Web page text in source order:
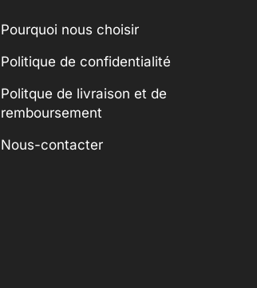
Pourquoi nous choisir
Politique de confidentialité
Politque de livraison et de
remboursement
Nous-contacter